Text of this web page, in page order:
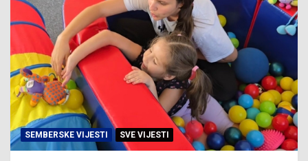
SEMBERSKE VIJESTI SVE VIJESTI